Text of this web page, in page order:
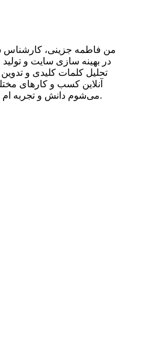
در بهینه‌ سازی سایت و
تحلیل کلمات کلیدی و
آنلاین کسب‌ و کارهای
می‌شوم دانش و تجربه ام را با شما به اشتراک بگذارم.